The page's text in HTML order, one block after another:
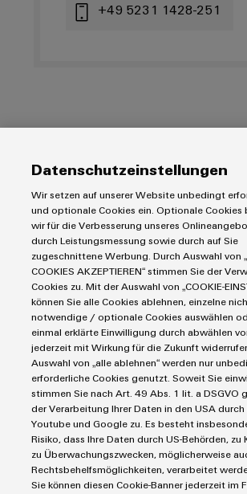
+49 5231 1428-251
Produkte
IIoT & Automation Software
Industriedrucker
Koppelrelais
Leiterplattensteckverbinder und
Markierungssysteme
Reihenklemmen
Stromversorgungen
Lösungen & Technologien
Automatisierung
Industrial IoT
Industrial Security
Single Pair Ethernet
Smart Metering
SNAP IN Anschlusstechnologie
Workplace Solutions
Service
Connectivity Consulting
eShop / Digitale Bestellmöglichkeiten
Engineering-Daten
PCB Connector Services
Support Center
Technische Produktkataloge
Weidmüller Configurator
Industrien
Datencenter
Gerätehersteller
Maschinenbau
Photovoltaik
Wasserstoff
Weidmüller Industry Match
Windenergie
Impressum
Einkaufs- /Lieferanteninformationen
Datenschutzerklärung
Cookie Richtlinie
Cookie Einstellungen
Datenschutzeinstellungen
Wir setzen auf unserer Website unbedingt
und optionale Cookies ein. Optionale Cookies
wir für die Verbesserung unseres
durch Leistungsmessung sowie durch auf Sie
zugeschnittene Werbung. Durch Auswahl von
COOKIES AKZEPTIEREN“ stimmen Sie der
Cookies zu. Mit der Auswahl von „COOKIE-
können Sie alle Cookies ablehnen, einzelne
notwendige / optionale Cookies auswählen
einmal erklärte Einwilligung durch abwählen
jederzeit mit Wirkung für die Zukunft
Auswahl von „alle ablehnen“ werden nur
erforderliche Cookies genutzt. Soweit Sie
stimmen Sie nach Art. 49 Abs. 1 lit. a DSGVO
der Verarbeitung Ihrer Daten in den USA
Youtube und Google zu. Es besteht
Risiko, dass Ihre Daten durch US-Behörden, zu
zu Überwachungszwecken, möglicherweise
Rechtsbehelfsmöglichkeiten, verarbeitet
Sie können diesen Cookie-Banner jederzeit im